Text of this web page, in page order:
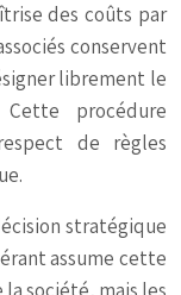
des coûts par
conservent
librement le
procédure
de règles
stratégique
assume cette